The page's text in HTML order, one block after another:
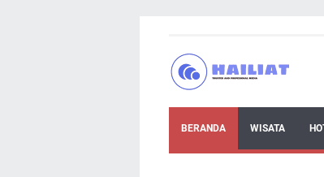
BERANDA WISATA